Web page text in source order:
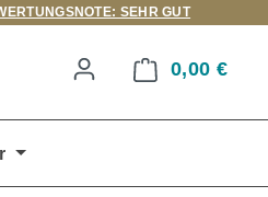
SEHR GUT
0,00 €